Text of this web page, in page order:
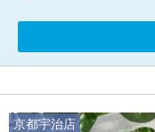
京都宇治店